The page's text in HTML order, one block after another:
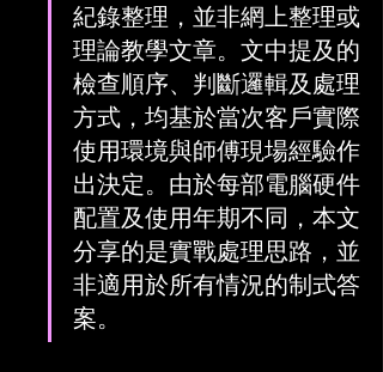
紀錄整理，並非網上整理或
理論教學文章。文中提及的
檢查順序、判斷邏輯及處理
方式，均基於當次客戶實際
使用環境與師傅現場經驗作
出決定。由於每部電腦硬件
配置及使用年期不同，本文
分享的是實戰處理思路，並
非適用於所有情況的制式答
案。